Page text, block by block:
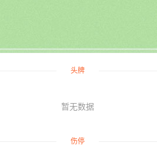
头牌
暂无数据
伤停